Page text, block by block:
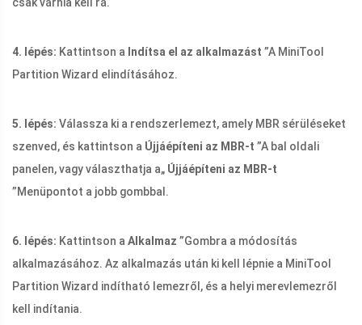
4. lépés: Kattintson a Indítsa el az alkalmazást ”A MiniTool
Partition Wizard elindításához.
5. lépés: Válassza ki a rendszerlemezt, amely MBR sérüléseket
szenved, és kattintson a Újjáépíteni az MBR-t ”A bal oldali
panelen, vagy választhatja a„ Újjáépíteni az MBR-t
”Menüpontot a jobb gombbal.
6. lépés: Kattintson a Alkalmaz ”Gombra a módosítás
alkalmazásához. Az alkalmazás után ki kell lépnie a MiniTool
Partition Wizard indítható lemezről, és a helyi merevlemezről
kell indítania.